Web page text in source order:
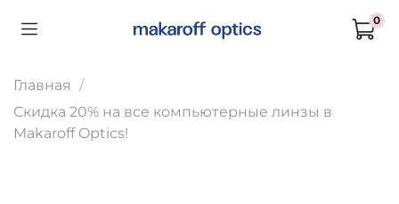
0
Главная
Скидка 20% на все компьютерные линзы в
Makaroff Optics!